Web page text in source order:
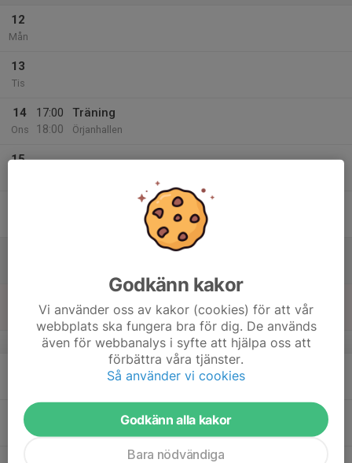
12
Mån
13
Tis
14
Ons
17:00
18:00
Träning
Örjanhallen
15
10:00
Örjanhallen
v.4
20
Godkänn kakor
Vi använder oss av kakor (cookies) för att vår
webbplats ska fungera bra för dig. De används
även för webbanalys i syfte att hjälpa oss att
förbättra våra tjänster.
Så använder vi cookies
Godkänn alla kakor
Bara nödvändiga